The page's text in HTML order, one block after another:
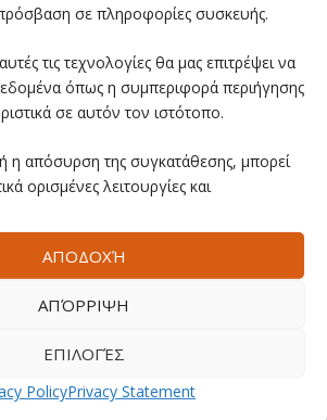
σε πληροφορίες συσκευής.
τις τεχνολογίες θα μας επιτρέψει να
όπως η συμπεριφορά περιήγησης
σε αυτόν τον ιστότοπο.
η απόσυρση της συγκατάθεσης, μπορεί
ορισμένες λειτουργίες και
ΑΠΟΔΟΧΉ
ΑΠΌΡΡΙΨΗ
ΕΠΙΛΟΓΈΣ
PolicyPrivacy Statement